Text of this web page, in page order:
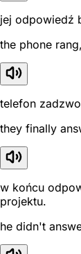
jej odpowiedź
the phone
telefon
they finally
w końcu
projektu.
he didn't